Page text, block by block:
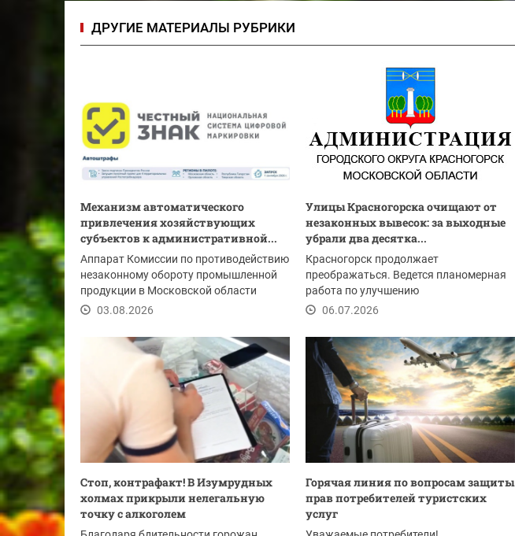
ДРУГИЕ МАТЕРИАЛЫ РУБРИКИ
Механизм автоматического
привлечения хозяйствующих
субъектов к административной...
Аппарат Комиссии по противодействию
незаконному обороту промышленной
продукции в Московской области
информирует о...
03.08.2026
Улицы Красногорска очищают от
незаконных вывесок: за выходные
убрали два десятка...
Красногорск продолжает
преображаться. Ведется планомерная
работа по улучшению
архитектурно‑художественного
06.07.2026
Стоп, контрафакт! В Изумрудных
холмах прикрыли нелегальную
точку с алкоголем
Горячая линия по вопросам защиты
прав потребителей туристских
услуг